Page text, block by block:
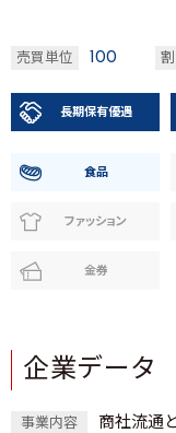
売買単位 100
長期保有優遇
食品
ファッション
金券
企業データ
事業内容
商社流通